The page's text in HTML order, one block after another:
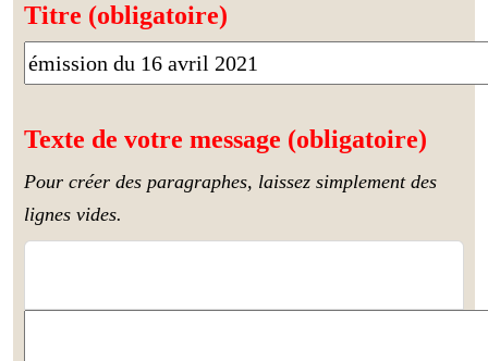
Titre (obligatoire)
Texte de votre message (obligatoire)
Pour créer des paragraphes, laissez simplement des
lignes vides.